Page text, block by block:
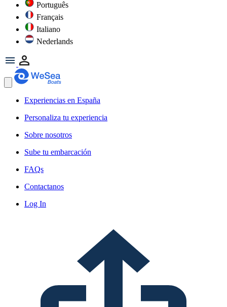
Português
Français
Italiano
Nederlands
Experiencias en España
Personaliza tu experiencia
Sobre nosotros
Sube tu embarcación
FAQs
Contactanos
Log In